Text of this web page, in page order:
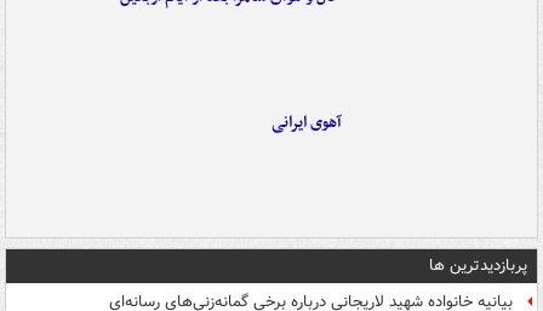
آهوی ایرانی
پربازدیدترین ها
بیانیه خانواده شهید لاریجانی درباره برخی گمانه‌زنی‌های رسانه‌ای